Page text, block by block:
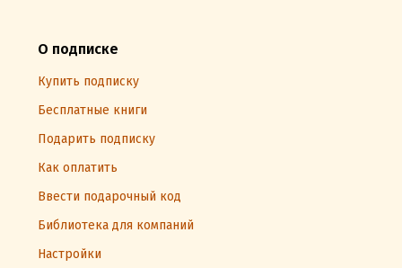
О подписке
Купить подписку
Бесплатные книги
Подарить подписку
Как оплатить
Ввести подарочный код
Библиотека для компаний
Настройки